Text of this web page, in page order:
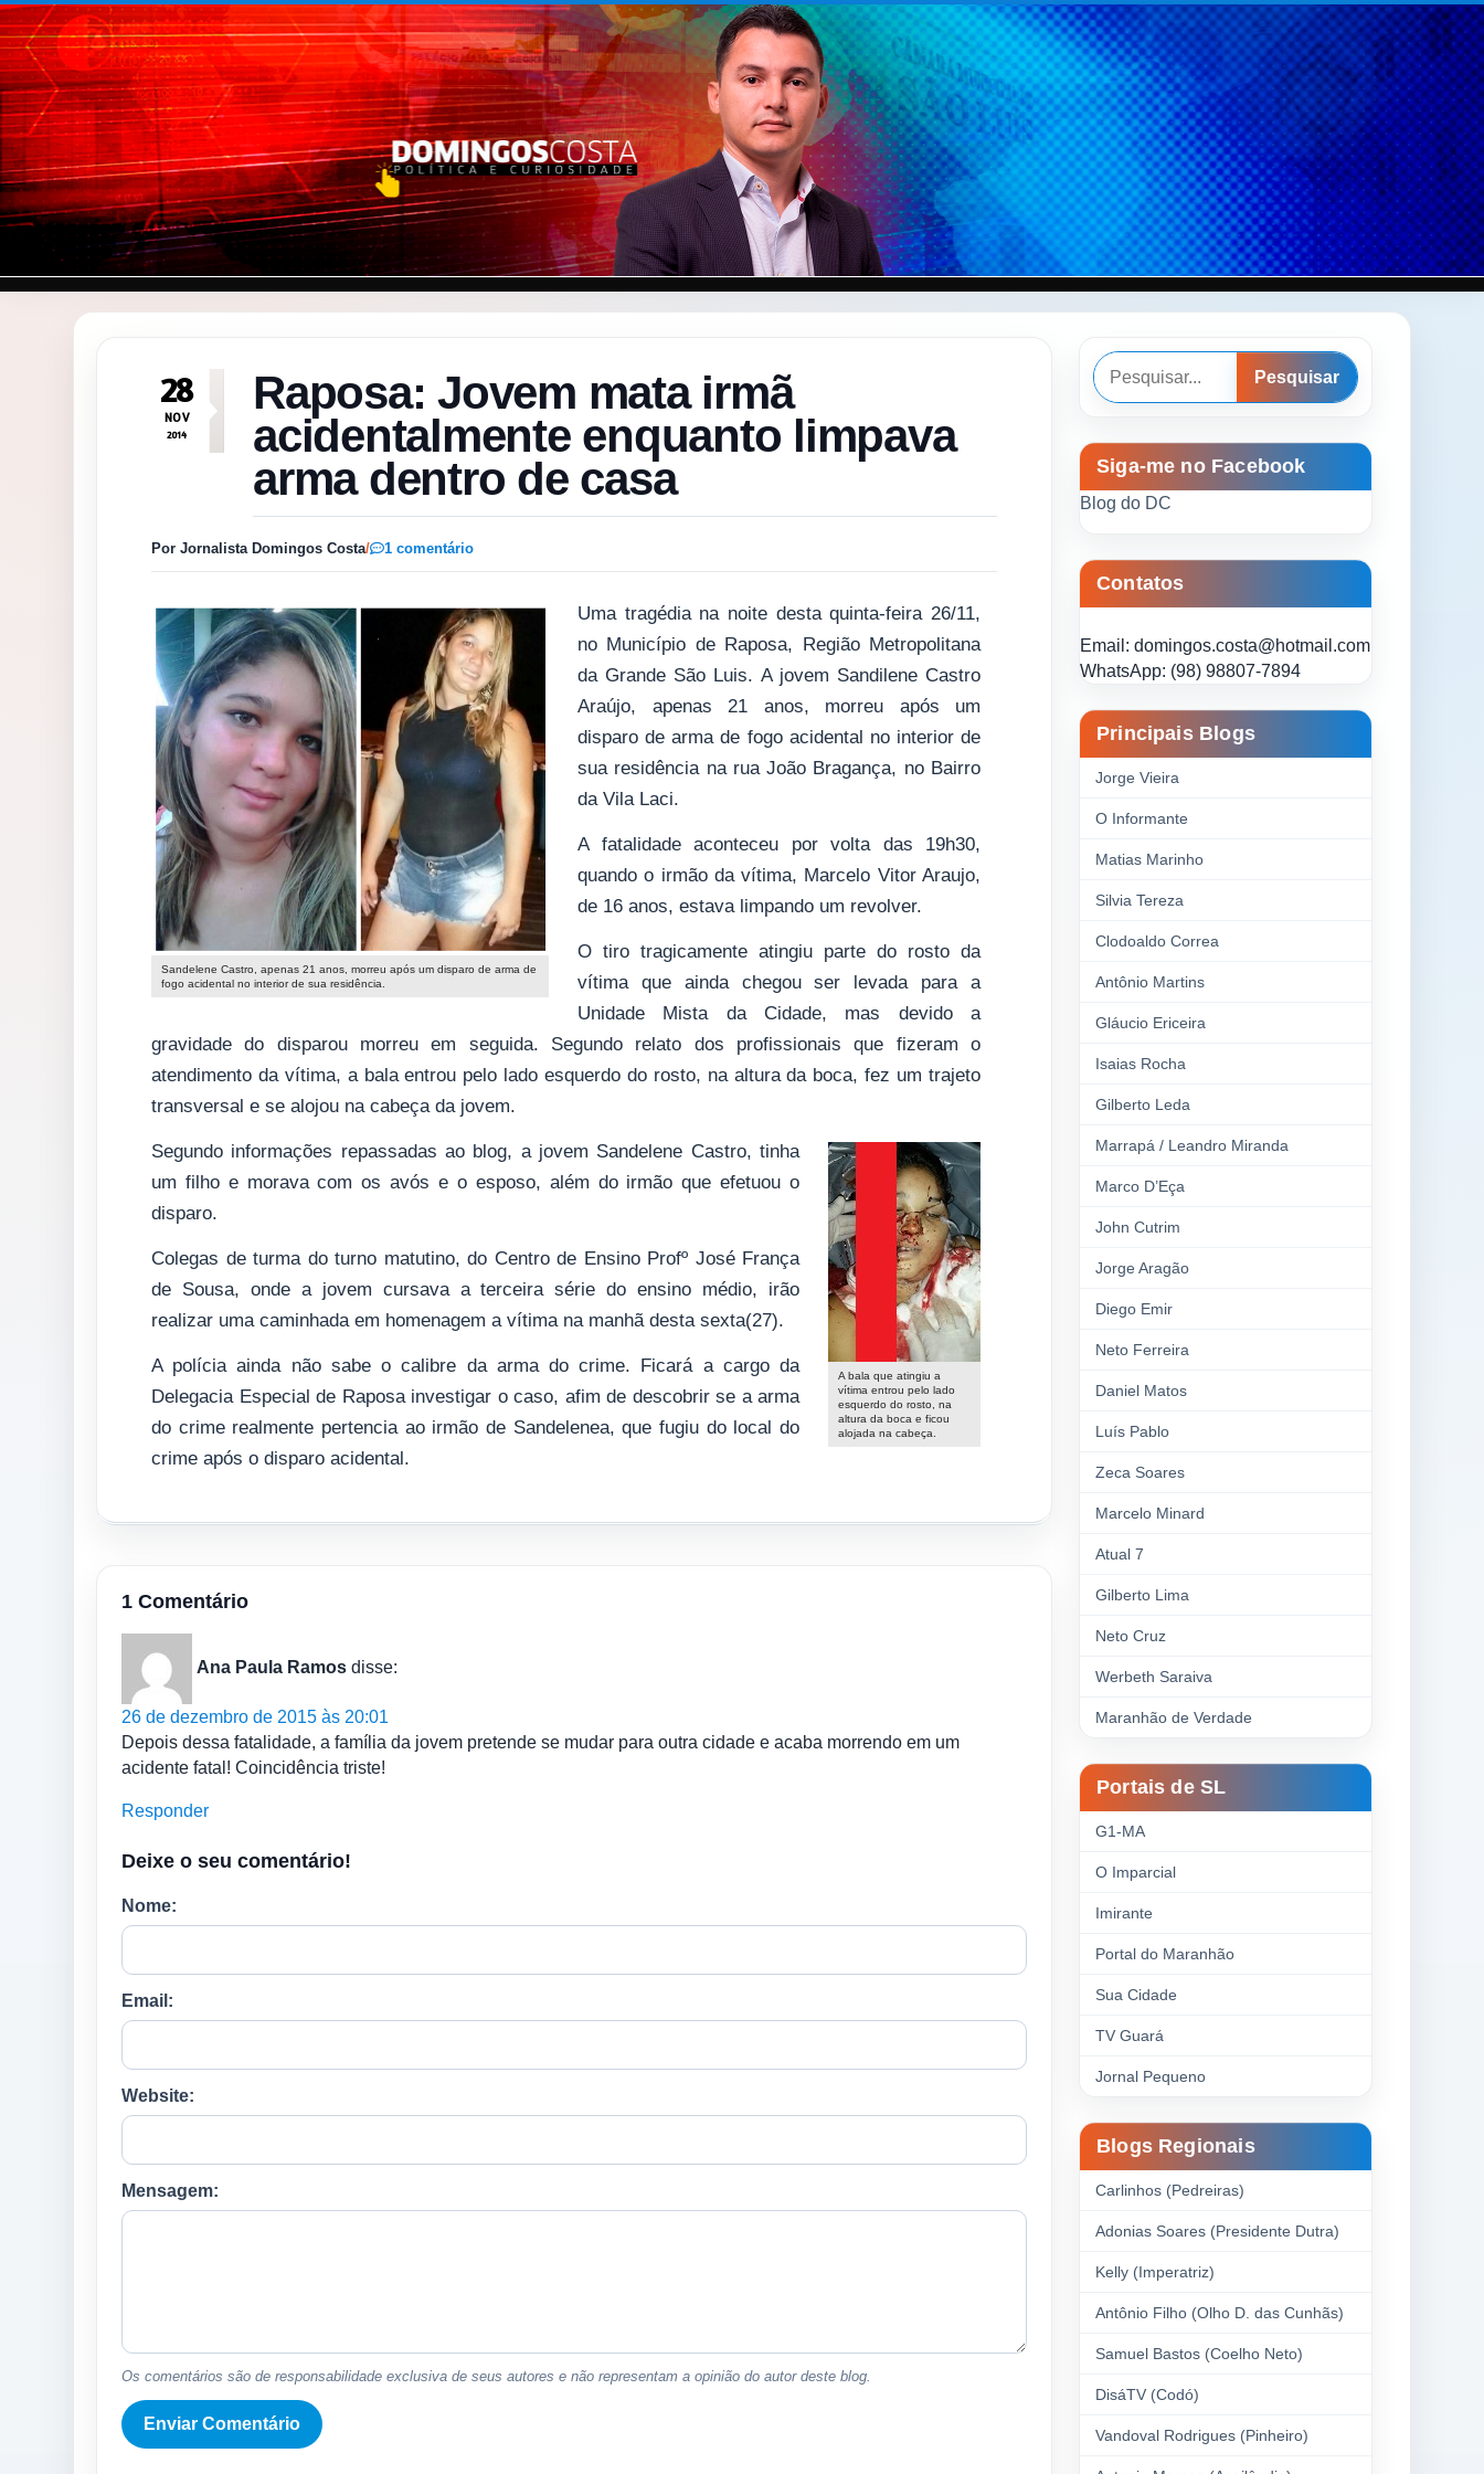
Pular para o conteúdo
28
NOV
2014
Raposa: Jovem mata irmã
acidentalmente enquanto limpava
arma dentro de casa
Por Jornalista Domingos Costa/ 1 comentário
Sandelene Castro, apenas 21 anos, morreu após um disparo de arma de
fogo acidental no interior de sua residência.
Uma tragédia na noite desta quinta-feira 26/11,
no Município de Raposa, Região Metropolitana
da Grande São Luis. A jovem Sandilene Castro
Araújo, apenas 21 anos, morreu após um
disparo de arma de fogo acidental no interior de
sua residência na rua João Bragança, no Bairro
da Vila Laci.
A fatalidade aconteceu por volta das 19h30,
quando o irmão da vítima, Marcelo Vitor Araujo,
de 16 anos, estava limpando um revolver.
O tiro tragicamente atingiu parte do rosto da
vítima que ainda chegou ser levada para a
Unidade Mista da Cidade, mas devido a
gravidade do disparou morreu em seguida. Segundo relato dos profissionais que fizeram o
atendimento da vítima, a bala entrou pelo lado esquerdo do rosto, na altura da boca, fez um trajeto
transversal e se alojou na cabeça da jovem.
A bala que atingiu a
vítima entrou pelo lado
esquerdo do rosto, na
altura da boca e ficou
alojada na cabeça.
Segundo informações repassadas ao blog, a jovem Sandelene Castro, tinha
um filho e morava com os avós e o esposo, além do irmão que efetuou o
disparo.
Colegas de turma do turno matutino, do Centro de Ensino Profº José França
de Sousa, onde a jovem cursava a terceira série do ensino médio, irão
realizar uma caminhada em homenagem a vítima na manhã desta sexta(27).
A polícia ainda não sabe o calibre da arma do crime. Ficará a cargo da
Delegacia Especial de Raposa investigar o caso, afim de descobrir se a arma
do crime realmente pertencia ao irmão de Sandelenea, que fugiu do local do
crime após o disparo acidental.
1 Comentário
Ana Paula Ramos disse:
26 de dezembro de 2015 às 20:01
Depois dessa fatalidade, a família da jovem pretende se mudar para outra cidade e acaba morrendo em um
acidente fatal! Coincidência triste!
Responder
Deixe o seu comentário!
Nome:
Email:
Website:
Mensagem:
Os comentários são de responsabilidade exclusiva de seus autores e não representam a opinião do autor deste blog.
Pesquisar
Pesquisar
Siga-me no Facebook
Blog do DC
Contatos
Email: domingos.costa@hotmail.com
WhatsApp: (98) 98807-7894
Principais Blogs
Jorge Vieira
O Informante
Matias Marinho
Silvia Tereza
Clodoaldo Correa
Antônio Martins
Gláucio Ericeira
Isaias Rocha
Gilberto Leda
Marrapá / Leandro Miranda
Marco D’Eça
John Cutrim
Jorge Aragão
Diego Emir
Neto Ferreira
Daniel Matos
Luís Pablo
Zeca Soares
Marcelo Minard
Atual 7
Gilberto Lima
Neto Cruz
Werbeth Saraiva
Maranhão de Verdade
Portais de SL
G1-MA
O Imparcial
Imirante
Portal do Maranhão
Sua Cidade
TV Guará
Jornal Pequeno
Blogs Regionais
Carlinhos (Pedreiras)
Adonias Soares (Presidente Dutra)
Kelly (Imperatriz)
Antônio Filho (Olho D. das Cunhãs)
Samuel Bastos (Coelho Neto)
DisáTV (Codó)
Vandoval Rodrigues (Pinheiro)